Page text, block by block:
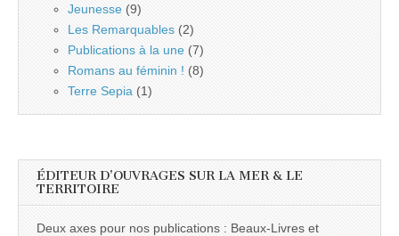
Jeunesse (9)
Les Remarquables (2)
Publications à la une (7)
Romans au féminin ! (8)
Terre Sepia (1)
ÉDITEUR D’OUVRAGES SUR LA MER & LE
TERRITOIRE
Deux axes pour nos publications : Beaux-Livres et